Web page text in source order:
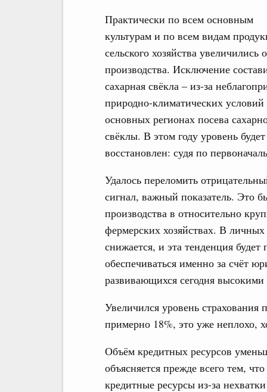
Практически по всем основным
культурам и по всем видам
сельского хозяйства увеличились
производства. Исключение
сахарная свёкла – из-за
природно-климатических условий
основных регионах посева
свёклы. В этом году уровень будет
восстановлен: судя по
Удалось переломить
сигнал, важный показатель. Это
производства в относительно
фермерских хозяйствах. В
снижается, и эта тенденция
обеспечиваться именно за счёт
развивающихся сегодня
Увеличился уровень
примерно 18%, это уже неплохо,
Объём кредитных ресурсов
объясняется прежде всего тем,
кредитные ресурсы из-за